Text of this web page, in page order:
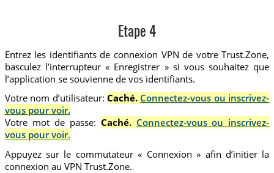
Etape 4
Entrez les identifiants de connexion VPN de votre Trust.Zone,
basculez l’interrupteur « Enregistrer » si vous souhaitez que
l’application se souvienne de vos identifiants.
Votre nom d’utilisateur: Caché. Connectez-vous ou inscrivez-
vous pour voir.
Votre mot de passe: Caché. Connectez-vous ou inscrivez-
vous pour voir.
Appuyez sur le commutateur « Connexion » afin d’initier la
connexion au VPN Trust.Zone.